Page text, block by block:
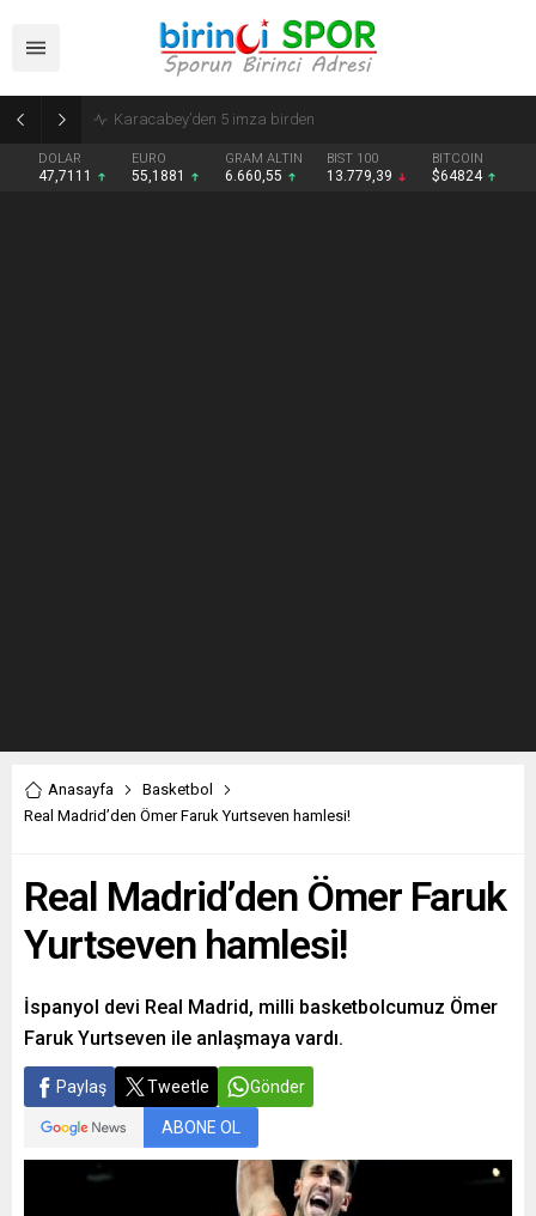
Metro Holding Kayserispor’dan tam 15 transfer birden!
DOLAR
47,7111
EURO
55,1881
GRAM ALTIN
6.660,55
BIST 100
13.779,39
BITCOIN
$64824
Anasayfa
Basketbol
Real Madrid’den Ömer Faruk Yurtseven hamlesi!
Real Madrid’den Ömer Faruk
Yurtseven hamlesi!
İspanyol devi Real Madrid, milli basketbolcumuz Ömer
Faruk Yurtseven ile anlaşmaya vardı.
Paylaş Tweetle Gönder
ABONE OL